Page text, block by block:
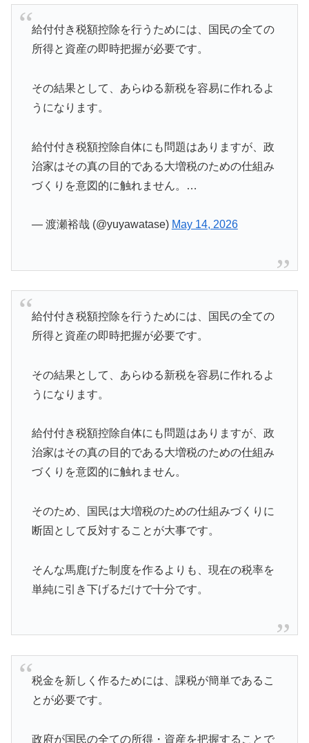
給付付き税額控除を行うためには、国民の全ての
所得と資産の即時把握が必要です。
その結果として、あらゆる新税を容易に作れるよ
うになります。
給付付き税額控除自体にも問題はありますが、政
治家はその真の目的である大増税のための仕組み
づくりを意図的に触れません。…
— 渡瀬裕哉 (@yuyawatase) May 14, 2026
給付付き税額控除を行うためには、国民の全ての
所得と資産の即時把握が必要です。
その結果として、あらゆる新税を容易に作れるよ
うになります。
給付付き税額控除自体にも問題はありますが、政
治家はその真の目的である大増税のための仕組み
づくりを意図的に触れません。
そのため、国民は大増税のための仕組みづくりに
断固として反対することが大事です。
そんな馬鹿げた制度を作るよりも、現在の税率を
単純に引き下げるだけで十分です。
税金を新しく作るためには、課税が簡単であるこ
とが必要です。
政府が国民の全ての所得・資産を把握することで